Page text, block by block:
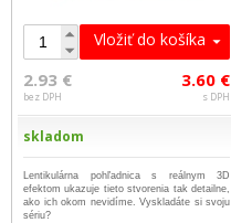
Vložiť do košíka
2.93 €
bez DPH
3.60 €
s DPH
skladom
Lentikulárna pohľadnica s reálnym 3D
efektom ukazuje tieto stvorenia tak detailne,
ako ich okom nevidíme. Vyskladáte si svoju
sériu?